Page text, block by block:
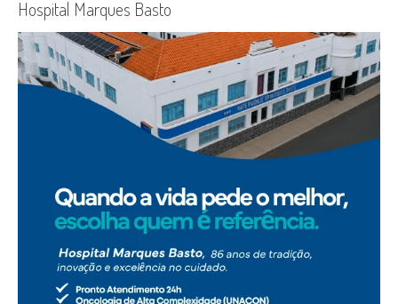
Hospital Marques Basto